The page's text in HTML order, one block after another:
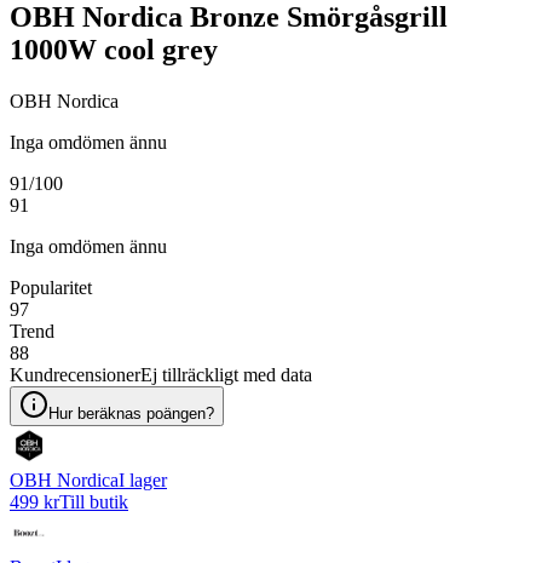
OBH Nordica Bronze Smörgåsgrill
1000W cool grey
OBH Nordica
Inga omdömen ännu
91/100
91
Inga omdömen ännu
Popularitet
97
Trend
88
KundrecensionerEj tillräckligt med data
Hur beräknas poängen?
OBH NordicaI lager
499 krTill butik